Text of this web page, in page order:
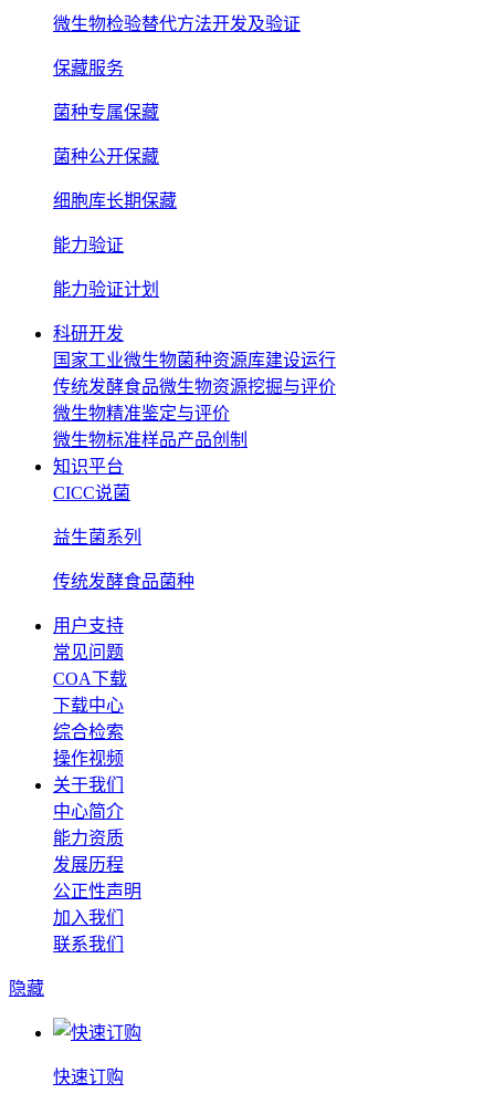
微生物检验替代方法开发及验证
保藏服务
菌种专属保藏
菌种公开保藏
细胞库长期保藏
能力验证
能力验证计划
科研开发
国家工业微生物菌种资源库建设运行
传统发酵食品微生物资源挖掘与评价
微生物精准鉴定与评价
微生物标准样品产品创制
知识平台
CICC说菌
益生菌系列
传统发酵食品菌种
用户支持
常见问题
COA下载
下载中心
综合检索
操作视频
关于我们
中心简介
能力资质
发展历程
公正性声明
加入我们
联系我们
隐藏
快速订购